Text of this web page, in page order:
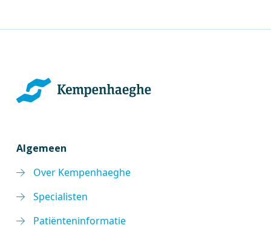
Algemeen
Over Kempenhaeghe
Specialisten
Patiënteninformatie